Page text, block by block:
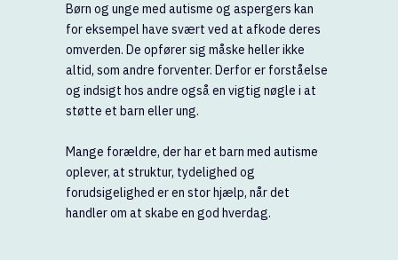
Børn og unge med autisme og aspergers kan
for eksempel have svært ved at afkode deres
omverden. De opfører sig måske heller ikke
altid, som andre forventer. Derfor er forståelse
og indsigt hos andre også en vigtig nøgle i at
støtte et barn eller ung.
Mange forældre, der har et barn med autisme
oplever, at struktur, tydelighed og
forudsigelighed er en stor hjælp, når det
handler om at skabe en god hverdag.